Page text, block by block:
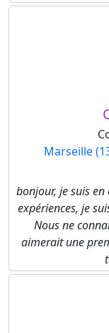
Marseille
bonjour, je suis
expériences, je
Nous ne
aimerait une